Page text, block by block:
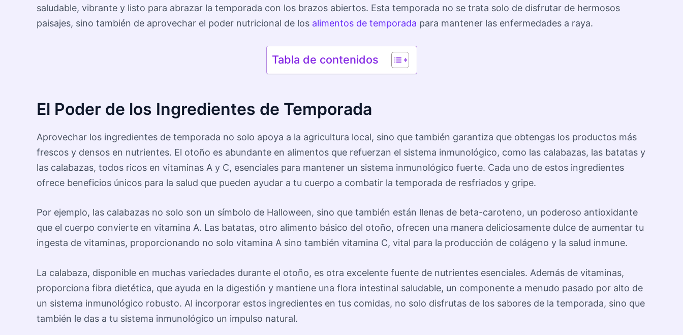
saludable, vibrante y listo para abrazar la temporada con los brazos abiertos. Esta temporada no se trata solo de disfrutar de hermosos
paisajes, sino también de aprovechar el poder nutricional de los alimentos de temporada para mantener las enfermedades a raya.
Tabla de contenidos
El Poder de los Ingredientes de Temporada
Aprovechar los ingredientes de temporada no solo apoya a la agricultura local, sino que también garantiza que obtengas los productos más
frescos y densos en nutrientes. El otoño es abundante en alimentos que refuerzan el sistema inmunológico, como las calabazas, las batatas y
las calabazas, todos ricos en vitaminas A y C, esenciales para mantener un sistema inmunológico fuerte. Cada uno de estos ingredientes
ofrece beneficios únicos para la salud que pueden ayudar a tu cuerpo a combatir la temporada de resfriados y gripe.
Por ejemplo, las calabazas no solo son un símbolo de Halloween, sino que también están llenas de beta-caroteno, un poderoso antioxidante
que el cuerpo convierte en vitamina A. Las batatas, otro alimento básico del otoño, ofrecen una manera deliciosamente dulce de aumentar tu
ingesta de vitaminas, proporcionando no solo vitamina A sino también vitamina C, vital para la producción de colágeno y la salud inmune.
La calabaza, disponible en muchas variedades durante el otoño, es otra excelente fuente de nutrientes esenciales. Además de vitaminas,
proporciona fibra dietética, que ayuda en la digestión y mantiene una flora intestinal saludable, un componente a menudo pasado por alto de
un sistema inmunológico robusto. Al incorporar estos ingredientes en tus comidas, no solo disfrutas de los sabores de la temporada, sino que
también le das a tu sistema inmunológico un impulso natural.